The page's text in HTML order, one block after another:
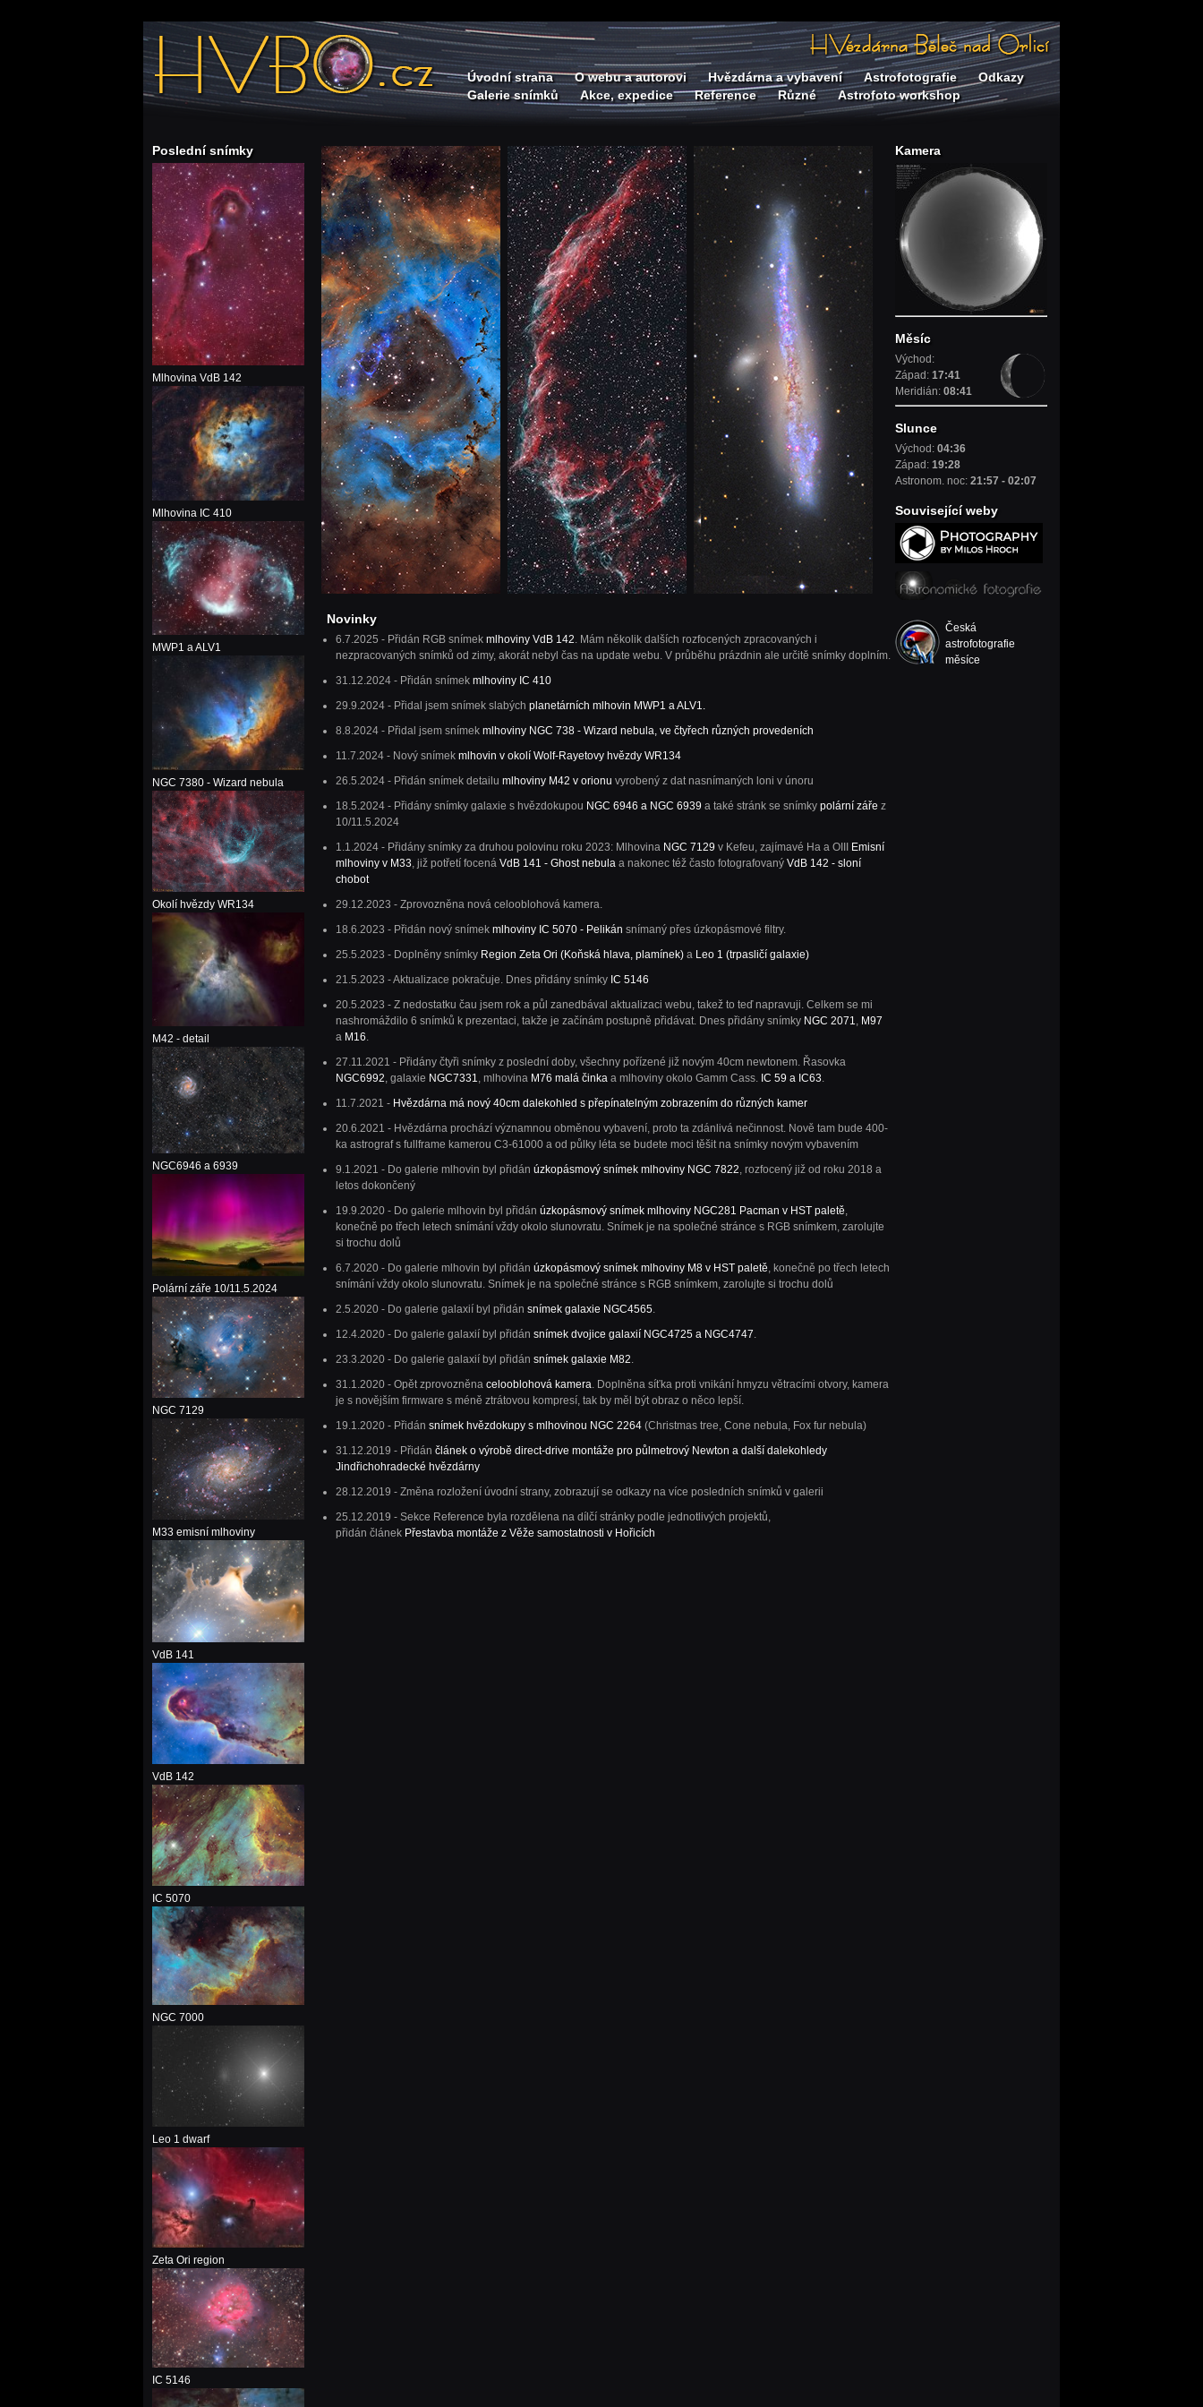
Úvodní strana O webu a autorovi Hvězdárna a vybavení Astrofotografie
Odkazy
Galerie snímků
Akce, expedice Reference Různé Astrofoto workshop
Poslední snímky
Mlhovina VdB 142
Mlhovina IC 410
MWP1 a ALV1
NGC 7380 - Wizard nebula
Okolí hvězdy WR134
M42 - detail
NGC6946 a 6939
Polární záře 10/11.5.2024
NGC 7129
M33 emisní mlhoviny
VdB 141
VdB 142
IC 5070
NGC 7000
Leo 1 dwarf
Zeta Ori region
IC 5146
Novinky
6.7.2025 - Přidán RGB snímek mlhoviny VdB 142. Mám několik dalších rozfocených zpracovaných i
nezpracovaných snímků od zimy, akorát nebyl čas na update webu. V průběhu prázdnin ale určitě snímky doplním.
31.12.2024 - Přidán snímek mlhoviny IC 410
29.9.2024 - Přidal jsem snímek slabých planetárních mlhovin MWP1 a ALV1.
8.8.2024 - Přidal jsem snímek mlhoviny NGC 738 - Wizard nebula, ve čtyřech různých provedeních
11.7.2024 - Nový snímek mlhovin v okolí Wolf-Rayetovy hvězdy WR134
26.5.2024 - Přidán snímek detailu mlhoviny M42 v orionu vyrobený z dat nasnímaných loni v únoru
18.5.2024 - Přidány snímky galaxie s hvězdokupou NGC 6946 a NGC 6939 a také stránk se snímky polární záře z
10/11.5.2024
1.1.2024 - Přidány snímky za druhou polovinu roku 2023: Mlhovina NGC 7129 v Kefeu, zajímavé Ha a OIII
Emisní
mlhoviny v M33, již potřetí focená VdB 141 - Ghost nebula a nakonec též často fotografovaný VdB 142 - sloní
chobot
29.12.2023 - Zprovozněna nová celooblohová kamera.
18.6.2023 - Přidán nový snímek mlhoviny IC 5070 - Pelikán snímaný přes úzkopásmové filtry.
25.5.2023 - Doplněny snímky Region Zeta Ori (Koňská hlava, plamínek) a Leo 1 (trpasličí galaxie)
21.5.2023 - Aktualizace pokračuje. Dnes přidány snímky IC 5146
20.5.2023 - Z nedostatku čau jsem rok a půl zanedbával aktualizaci webu, takež to teď napravuji. Celkem se mi
nashromáždilo 6 snímků k prezentaci, takže je začínám postupně přidávat. Dnes přidány snímky NGC 2071, M97
a M16.
27.11.2021 - Přidány čtyři snímky z poslední doby, všechny pořízené již novým 40cm newtonem. Řasovka
NGC6992, galaxie NGC7331, mlhovina M76 malá činka a mlhoviny okolo Gamm Cass. IC 59 a IC63.
11.7.2021 - Hvězdárna má nový 40cm dalekohled s přepínatelným zobrazením do různých kamer
20.6.2021 - Hvězdárna prochází významnou obměnou vybavení, proto ta zdánlivá nečinnost. Nově tam bude 400-
ka astrograf s fullframe kamerou C3-61000 a od půlky léta se budete moci těšit na snímky novým vybavením
9.1.2021 - Do galerie mlhovin byl přidán úzkopásmový snímek mlhoviny NGC 7822, rozfocený již od roku 2018 a
letos dokončený
19.9.2020 - Do galerie mlhovin byl přidán úzkopásmový snímek mlhoviny NGC281 Pacman v HST paletě,
konečně po třech letech snímání vždy okolo slunovratu. Snímek je na společné stránce s RGB snímkem, zarolujte
si trochu dolů
6.7.2020 - Do galerie mlhovin byl přidán úzkopásmový snímek mlhoviny M8 v HST paletě, konečně po třech letech
snímání vždy okolo slunovratu. Snímek je na společné stránce s RGB snímkem, zarolujte si trochu dolů
2.5.2020 - Do galerie galaxií byl přidán snímek galaxie NGC4565.
12.4.2020 - Do galerie galaxií byl přidán snímek dvojice galaxií NGC4725 a NGC4747.
23.3.2020 - Do galerie galaxií byl přidán snímek galaxie M82.
31.1.2020 - Opět zprovozněna celooblohová kamera. Doplněna síťka proti vnikání hmyzu větracími otvory, kamera
je s novějším firmware s méně ztrátovou kompresí, tak by měl být obraz o něco lepší.
19.1.2020 - Přidán snímek hvězdokupy s mlhovinou NGC 2264 (Christmas tree, Cone nebula, Fox fur nebula)
31.12.2019 - Přidán článek o výrobě direct-drive montáže pro půlmetrový Newton a další dalekohledy
Jindřichohradecké hvězdárny
28.12.2019 - Změna rozložení úvodní strany, zobrazují se odkazy na více posledních snímků v galerii
25.12.2019 - Sekce Reference byla rozdělena na dílčí stránky podle jednotlivých projektů,
přidán článek Přestavba montáže z Věže samostatnosti v Hořicích
Kamera
Měsíc
Východ:
Západ: 17:41
Meridián: 08:41
Slunce
Východ: 04:36
Západ: 19:28
Astronom. noc: 21:57 - 02:07
Související weby
Česká
astrofotografie
měsíce